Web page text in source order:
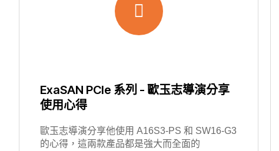
ExaSAN PCIe 系列 - 歐玉志導演分享
使用心得
歐玉志導演分享他使用 A16S3-PS 和 SW16-G3
的心得，這兩款產品都是強大而全面的